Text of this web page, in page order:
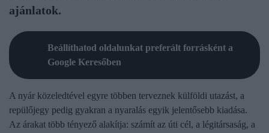
ajánlatok.
Beállíthatod oldalunkat preferált forrásként a
Google Keresőben
A nyár közeledtével egyre többen terveznek külföldi utazást, a
repülőjegy pedig gyakran a nyaralás egyik jelentősebb kiadása.
Az árakat több tényező alakítja: számít az úti cél, a légitársaság, a